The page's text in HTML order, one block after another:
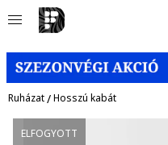
Ruházat/Hosszú kabát
ELFOGYOTT